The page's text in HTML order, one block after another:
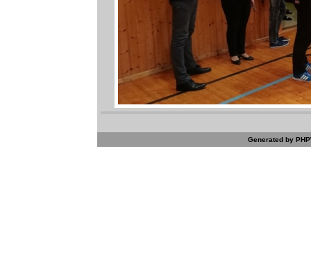
Generated by